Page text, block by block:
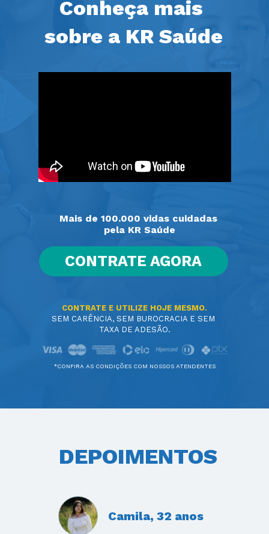
Conheça mais
sobre a KR Saúde
Mais de 100.000 vidas cuidadas
pela KR Saúde
CONTRATE AGORA
CONTRATE E UTILIZE HOJE MESMO.
SEM CARÊNCIA, SEM BUROCRACIA E SEM
TAXA DE ADESÃO.
*CONFIRA AS CONDIÇÕES COM NOSSOS ATENDENTES
DEPOIMENTOS
Camila, 32 anos